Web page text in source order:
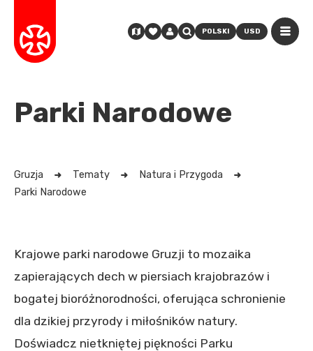
POLSKI USD
Parki Narodowe
Gruzja Tematy
Natura i Przygoda
Parki Narodowe
Krajowe parki narodowe Gruzji to mozaika
zapierających dech w piersiach krajobrazów i
bogatej bioróżnorodności, oferująca schronienie
dla dzikiej przyrody i miłośników natury.
Doświadcz nietkniętej piękności Parku